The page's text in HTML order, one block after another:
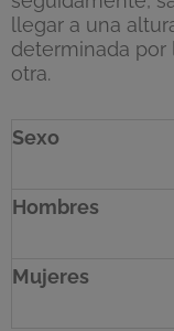
llegar a una
determinada por
otra.
Sexo
Hombres
Mujeres